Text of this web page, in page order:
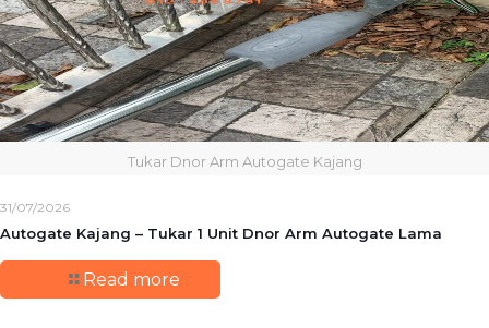
Tukar Dnor Arm Autogate Kajang
31/07/2026
Autogate Kajang – Tukar 1 Unit Dnor Arm Autogate Lama
Read more